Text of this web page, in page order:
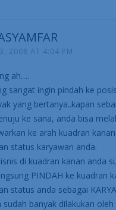
2008 AT 4:04 PM
ah….
sangat ingin pindah ke
yang bertanya..kapan
ke sana, anda bisa
ke arah kuadran
status karyawan anda.
di kuadran kanan anda
PINDAH ke kuadran
status anda sebagai
sudah banyak dilakukan